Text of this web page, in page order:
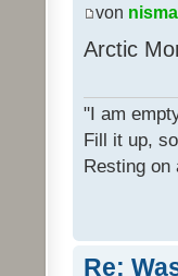
von nisma
Arctic
"I am
Fill it up,
Resting on
Re: